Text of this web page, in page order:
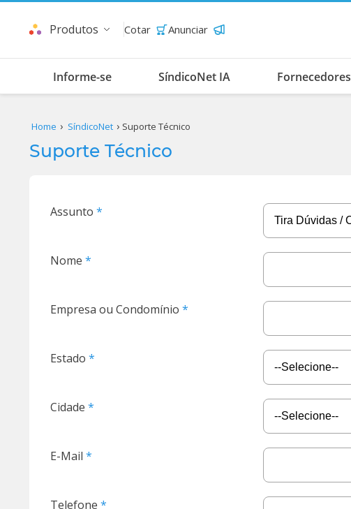
Produtos Cotar Anunciar
Informe-se SíndicoNet IA Fornecedores
Home SíndicoNet Suporte Técnico
Suporte Técnico
Assunto
Nome
Empresa ou Condomínio
Estado
Cidade
E-Mail
Telefone